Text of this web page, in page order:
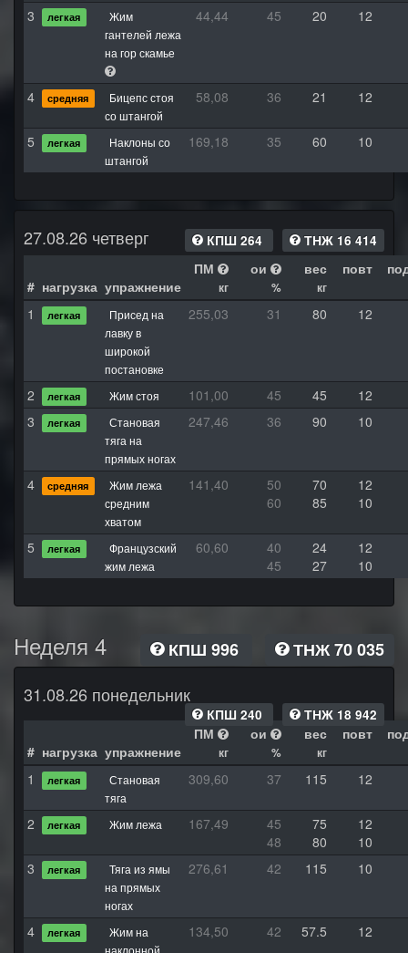
3
легкая
Жим
гантелей лежа
на гор скамье
44,44 45 20 12
4 средняя
Бицепс стоя
со штангой
58,08 36 21 12
5 легкая
Наклоны со
штангой
169,18 35 60 10
27.08.26 четверг КПШ 264 ТНЖ 16 414
# нагрузка упражнение
ПМ
кг
ои
%
вес
кг
повт
1 легкая
Присед на
лавку в
широкой
постановке
255,03 31 80 12
2 легкая Жим стоя 101,00 45 45
12
3
легкая
Становая
тяга на
прямых ногах
247,46 36 90 10
4 средняя
Жим лежа
средним
хватом
141,40 50 70
12
60
85 10
5 легкая
Французский
жим лежа
60,60 40 24
12
45
27 10
Неделя 4 КПШ 996
ТНЖ 70 035
31.08.26 понедельник
КПШ 240 ТНЖ 18 942
# нагрузка упражнение
ПМ
кг
ои
%
вес
кг
повт
1 легкая
Становая
тяга
309,60 37 115 12
2 легкая Жим лежа 167,49 45 75
12
48
80
10
3
легкая
Тяга из ямы
на прямых
ногах
276,61 42 115 10
4 легкая
Жим на
134,50 42 57.5 12